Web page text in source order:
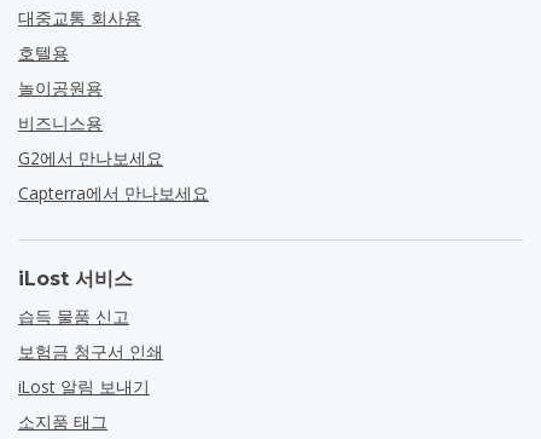
대중교통 회사용
호텔용
놀이공원용
비즈니스용
G2에서 만나보세요
Capterra에서 만나보세요
iLost 서비스
습득 물품 신고
보험금 청구서 인쇄
iLost 알림 보내기
소지품 태그